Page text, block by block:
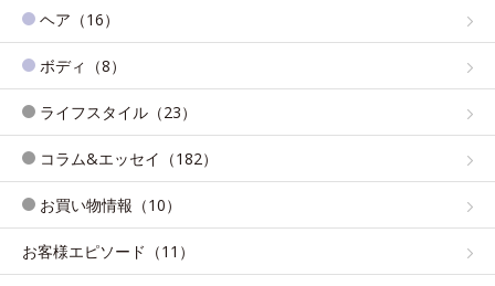
ヘア（16）
ボディ（8）
ライフスタイル（23）
コラム&エッセイ（182）
お買い物情報（10）
お客様エピソード（11）